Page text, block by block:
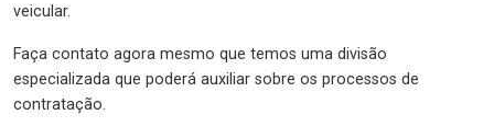
veicular.
Faça contato agora mesmo que temos uma divisão
especializada que poderá auxiliar sobre os processos de
contratação.